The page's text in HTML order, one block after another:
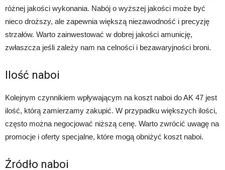
różnej jakości wykonania. Nabój o wyższej jakości może być
nieco droższy, ale zapewnia większą niezawodność i precyzję
strzałów. Warto zainwestować w dobrej jakości amunicję,
zwłaszcza jeśli zależy nam na celności i bezawaryjności broni.
Ilość naboi
Kolejnym czynnikiem wpływającym na koszt naboi do AK 47 jest
ilość, którą zamierzamy zakupić. W przypadku większych ilości,
często można negocjować niższą cenę. Warto zwrócić uwagę na
promocje i oferty specjalne, które mogą obniżyć koszt naboi.
Źródło naboi